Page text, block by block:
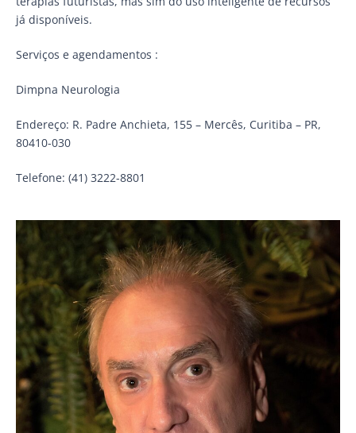
já disponíveis.
Serviços e agendamentos :
Dimpna Neurologia
Endereço: R. Padre Anchieta, 155 – Mercês, Curitiba – PR,
80410-030
Telefone: (41) 3222-8801